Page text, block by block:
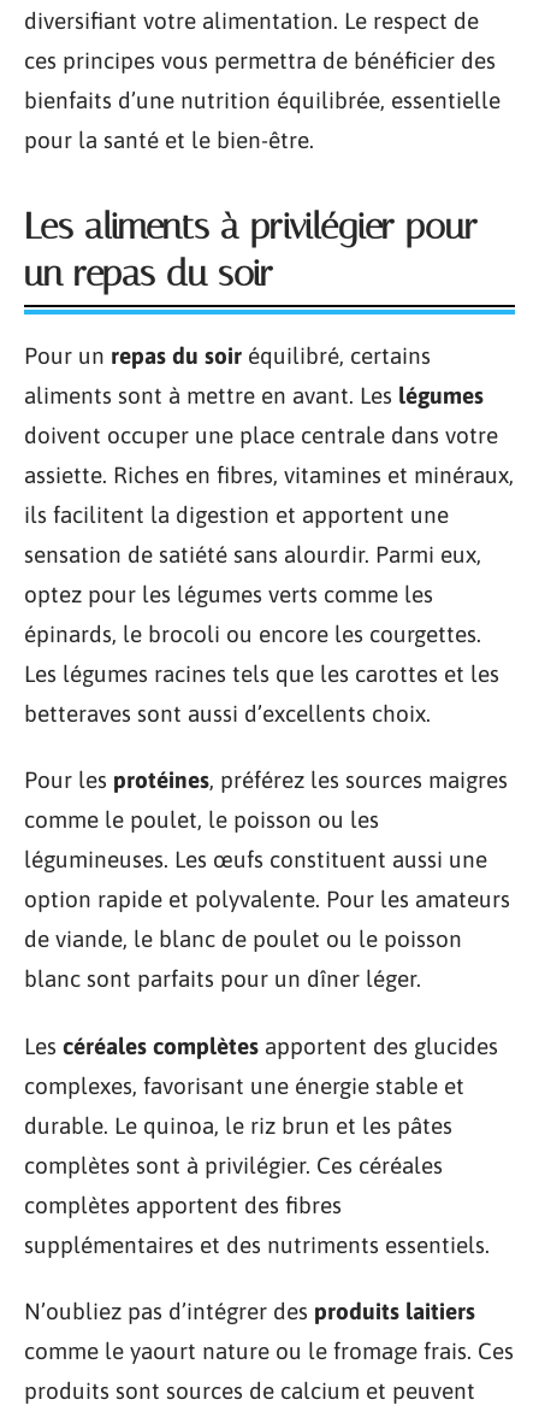
diversifiant votre alimentation. Le respect de
ces principes vous permettra de bénéficier des
bienfaits d’une nutrition équilibrée, essentielle
pour la santé et le bien-être.
Les aliments à privilégier pour
un repas du soir
Pour un repas du soir équilibré, certains
aliments sont à mettre en avant. Les légumes
doivent occuper une place centrale dans votre
assiette. Riches en fibres, vitamines et minéraux,
ils facilitent la digestion et apportent une
sensation de satiété sans alourdir. Parmi eux,
optez pour les légumes verts comme les
épinards, le brocoli ou encore les courgettes.
Les légumes racines tels que les carottes et les
betteraves sont aussi d’excellents choix.
Pour les protéines, préférez les sources maigres
comme le poulet, le poisson ou les
légumineuses. Les œufs constituent aussi une
option rapide et polyvalente. Pour les amateurs
de viande, le blanc de poulet ou le poisson
blanc sont parfaits pour un dîner léger.
Les céréales complètes apportent des glucides
complexes, favorisant une énergie stable et
durable. Le quinoa, le riz brun et les pâtes
complètes sont à privilégier. Ces céréales
complètes apportent des fibres
supplémentaires et des nutriments essentiels.
N’oubliez pas d’intégrer des produits laitiers
comme le yaourt nature ou le fromage frais. Ces
produits sont sources de calcium et peuvent